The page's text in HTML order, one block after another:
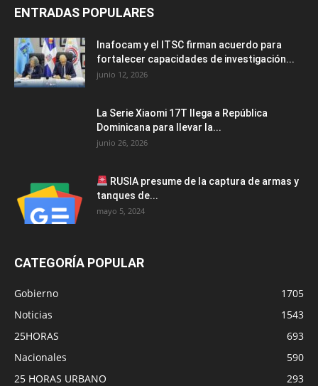
ENTRADAS POPULARES
Inafocam y el ITSC firman acuerdo para
fortalecer capacidades de investigación...
junio 12, 2026
La Serie Xiaomi 17T llega a República
Dominicana para llevar la...
junio 26, 2026
RUSIA presume de la captura de armas y
tanques de...
mayo 5, 2024
CATEGORÍA POPULAR
Gobierno
1705
Noticias
1543
25HORAS
693
Nacionales
590
25 HORAS URBANO
293